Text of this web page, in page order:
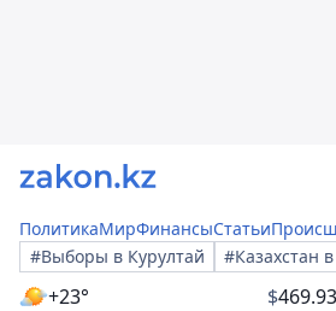
ПолитикаМирФинансыСтатьи
#Выборы в Курултай
#Казахстан
+23° $469.93